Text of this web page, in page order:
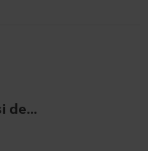
de...